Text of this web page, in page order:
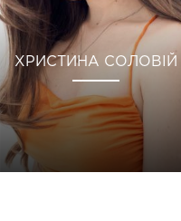
ХРИСТИНА СОЛОВІЙ